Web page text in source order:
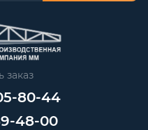
заказ
80-44
48-00